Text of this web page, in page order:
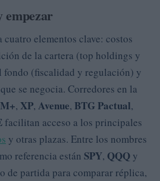
empezar
elementos clave: costos
de la cartera (top holdings y
fondo (fiscalidad y regulación) y
se negocia. Corredores en la
, XP, Avenue, BTG Pactual,
facilitan acceso a los principales
y otras plazas. Entre los nombres
referencia están SPY, QQQ y
de partida para comparar réplica,